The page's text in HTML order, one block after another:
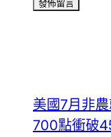
美國7月非
700點衝破